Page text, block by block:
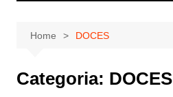
Home DOCES
Categoria: DOCES